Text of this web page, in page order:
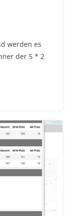
werden es
der 5 * 2